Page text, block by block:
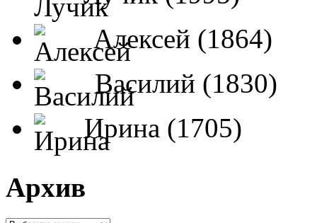
Алексей (1864)
Василий (1830)
Ирина (1705)
Архив